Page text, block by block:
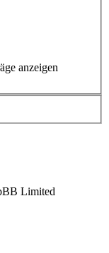
anzeigen
Limited